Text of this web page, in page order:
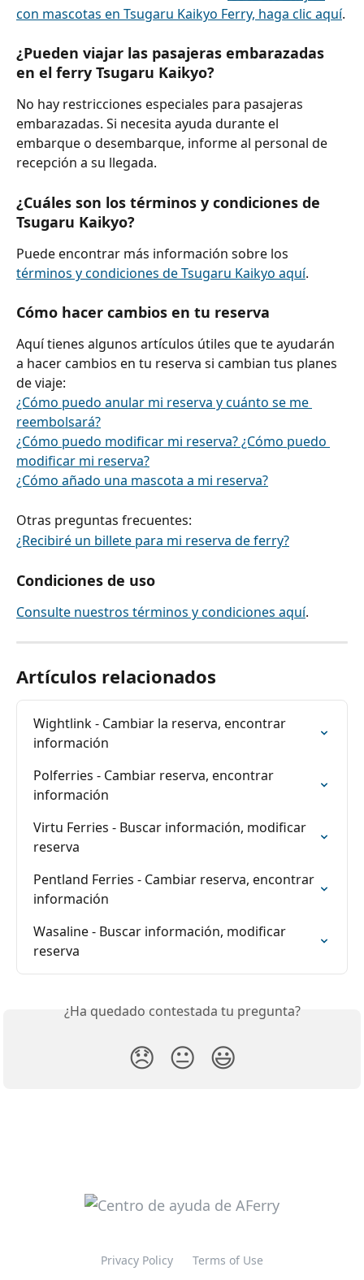
con mascotas en Tsugaru Kaikyo Ferry, haga clic aquí.
¿Pueden viajar las pasajeras embarazadas
en el ferry Tsugaru Kaikyo?
No hay restricciones especiales para pasajeras
embarazadas. Si necesita ayuda durante el
embarque o desembarque, informe al personal de
recepción a su llegada.
¿Cuáles son los términos y condiciones de
Tsugaru Kaikyo?
Puede encontrar más información sobre los
términos y condiciones de Tsugaru Kaikyo aquí.
Cómo hacer cambios en tu reserva
Aquí tienes algunos artículos útiles que te ayudarán
a hacer cambios en tu reserva si cambian tus planes
de viaje:
¿Cómo puedo anular mi reserva y cuánto se me
reembolsará?
¿Cómo puedo modificar mi reserva? ¿Cómo puedo
modificar mi reserva?
¿Cómo añado una mascota a mi reserva?
Otras preguntas frecuentes:
¿Recibiré un billete para mi reserva de ferry?
Condiciones de uso
Consulte nuestros términos y condiciones aquí.
Artículos relacionados
Wightlink - Cambiar la reserva, encontrar
información
Polferries - Cambiar reserva, encontrar
información
Virtu Ferries - Buscar información, modificar
reserva
Pentland Ferries - Cambiar reserva, encontrar
información
Wasaline - Buscar información, modificar
reserva
¿Ha quedado contestada tu pregunta?
😞 😐 😃
Privacy Policy Terms of Use